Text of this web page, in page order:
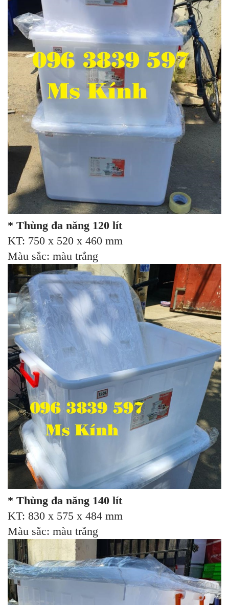
* Thùng đa năng 120 lít
KT: 750 x 520 x 460 mm
Màu sắc: màu trắng
* Thùng đa năng 140 lít
KT: 830 x 575 x 484 mm
Màu sắc: màu trắng